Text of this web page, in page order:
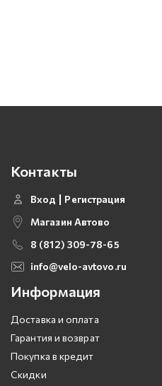
Контакты
Вход
Регистрация
Магазин Автово
8 (812) 309-78-65
info@velo-avtovo.ru
Информация
Доставка и оплата
Гарантия и возврат
Покупка в кредит
Скидки